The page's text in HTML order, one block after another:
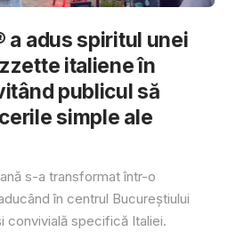
a adus spiritul unei
italiene în
publicul să
simple ale
s-a transformat într-o
în centrul Bucureștiului
convivială specifică Italiei.